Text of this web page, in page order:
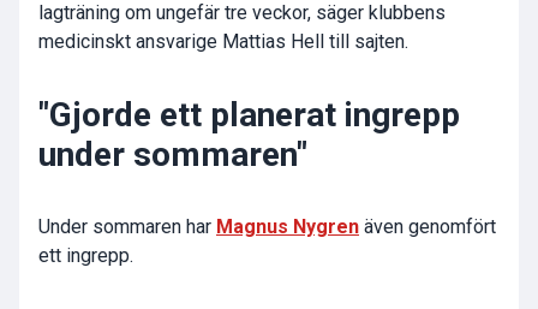
lagträning om ungefär tre veckor, säger klubbens
medicinskt ansvarige Mattias Hell till sajten.
"Gjorde ett planerat ingrepp
under sommaren"
Under sommaren har Magnus Nygren även genomfört
ett ingrepp.